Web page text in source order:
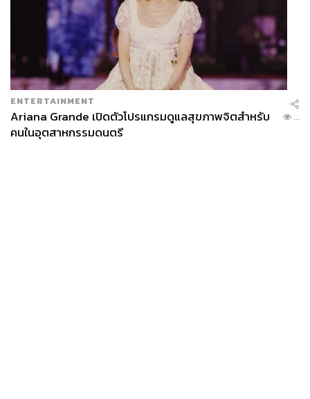
ENTERTAINMENT
Ariana Grande เปิดตัวโปรแกรมดูแลสุขภาพจิตสำหรับ
คนในอุตสาหกรรมดนตรี
...